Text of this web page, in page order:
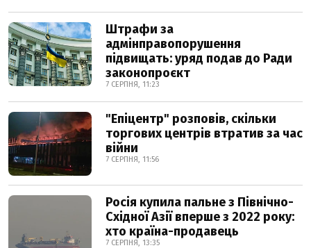
Штрафи за
адмінправопорушення
підвищать: уряд подав до Ради
законопроєкт
7 СЕРПНЯ, 11:23
"Епіцентр" розповів, скільки
торгових центрів втратив за час
війни
7 СЕРПНЯ, 11:56
Росія купила пальне з Північно-
Східної Азії вперше з 2022 року:
хто країна-продавець
7 СЕРПНЯ, 13:35